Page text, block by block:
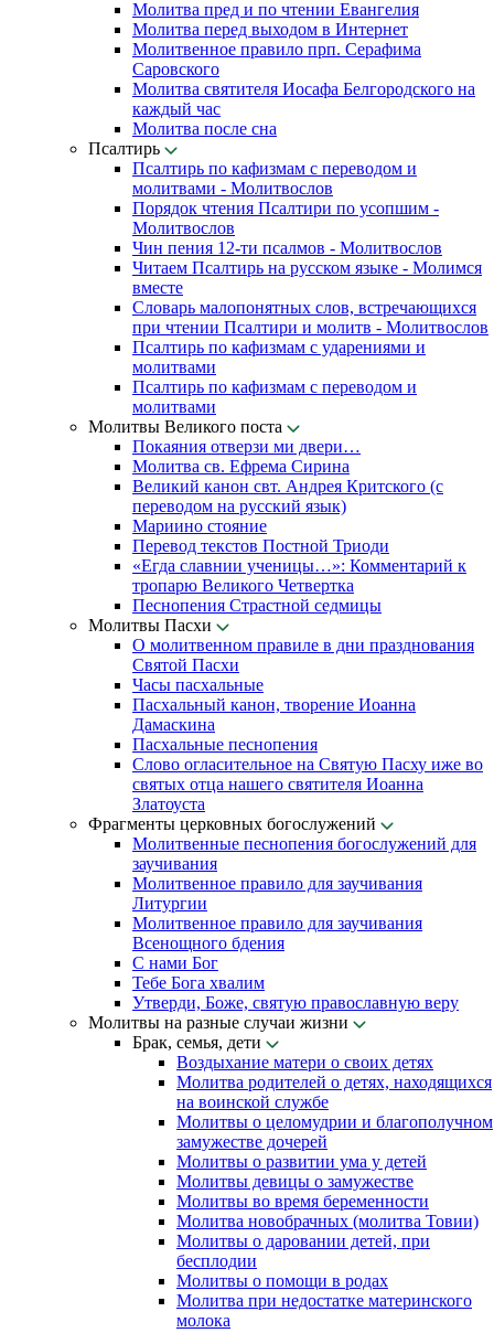
Молитва пред и по чтении Евангелия
Молитва перед выходом в Интернет
Молитвенное правило прп. Серафима
Саровского
Молитва святителя Иосафа Белгородского на
каждый час
Молитва после сна
Псалтирь
Псалтирь по кафизмам с переводом и
молитвами - Молитвослов
Порядок чтения Псалтири по усопшим -
Молитвослов
Чин пения 12-ти псалмов - Молитвослов
Читаем Псалтирь на русском языке - Молимся
вместе
Словарь малопонятных слов, встречающихся
при чтении Псалтири и молитв - Молитвослов
Псалтирь по кафизмам с ударениями и
молитвами
Псалтирь по кафизмам с переводом и
молитвами
Молитвы Великого поста
Покаяния отверзи ми двери…
Молитва св. Ефрема Сирина
Великий канон свт. Андрея Критского (с
переводом на русский язык)
Мариино стояние
Перевод текстов Постной Триоди
«Егда славнии ученицы…»: Комментарий к
тропарю Великого Четвертка
Песнопения Страстной седмицы
Молитвы Пасхи
О молитвенном правиле в дни празднования
Святой Пасхи
Часы пасхальные
Пасхальный канон, творение Иоанна
Дамаскина
Пасхальные песнопения
Слово огласительное на Святую Пасху иже во
святых отца нашего святителя Иоанна
Златоуста
Фрагменты церковных богослужений
Молитвенные песнопения богослужений для
заучивания
Молитвенное правило для заучивания
Литургии
Молитвенное правило для заучивания
Всенощного бдения
С нами Бог
Тебе Бога хвалим
Утверди, Боже, святую православную веру
Молитвы на разные случаи жизни
Брак, семья, дети
Воздыхание матери о своих детях
Молитва родителей о детях, находящихся
на воинской службе
Молитвы о целомудрии и благополучном
замужестве дочерей
Молитвы о развитии ума у детей
Молитвы девицы о замужестве
Молитвы во время беременности
Молитва новобрачных (молитва Товии)
Молитвы о даровании детей, при
бесплодии
Молитвы о помощи в родах
Молитва при недостатке материнского
молока